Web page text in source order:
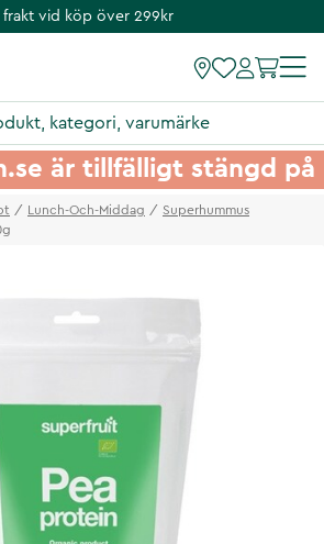
frakt vid köp över 299kr
är tillfälligt stängd
Lunch-Och-Middag
Superhummus